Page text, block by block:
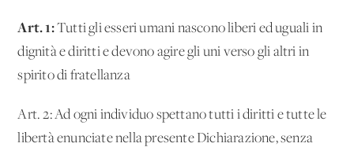
Art. 1:Tutti gli esseri umani nascono liberi ed uguali in
dignità e diritti e devono agire gli uni verso gli altri in
spirito di fratellanza
Art. 2: Ad ogni individuo spettano tutti i diritti e tutte le
libertà enunciate nella presente Dichiarazione, senza